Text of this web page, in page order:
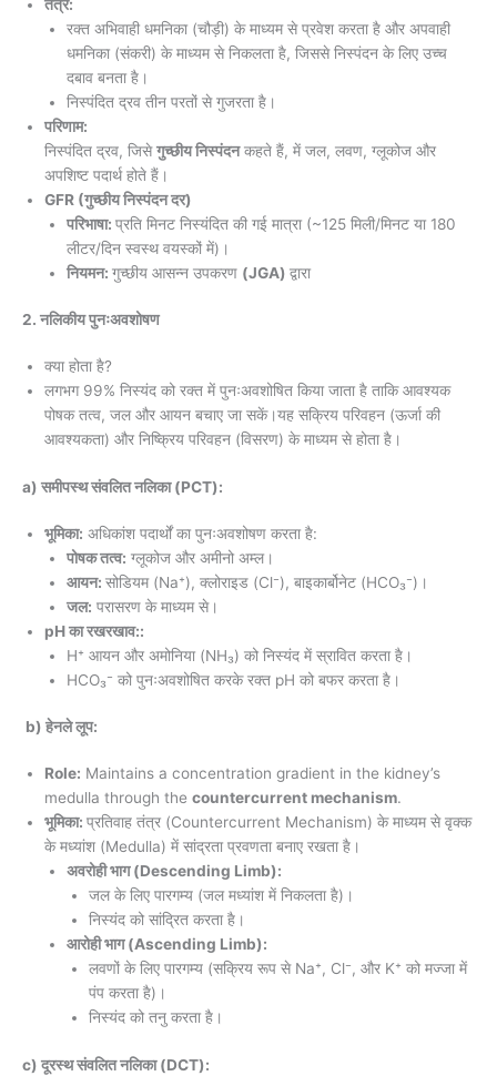
तंत्र:
रक्त अभिवाही धमनिका (चौड़ी) के माध्यम से प्रवेश करता है और अपवाही
धमनिका (संकरी) के माध्यम से निकलता है, जिससे निस्पंदन के लिए उच्च
दबाव बनता है।
निस्पंदित द्रव तीन परतों से गुजरता है।
परिणाम:
निस्पंदित द्रव, जिसेगुच्छीय निस्पंदनकहते हैं, में जल, लवण, ग्लूकोज और
अपशिष्ट पदार्थ होते हैं।
GFR (गुच्छीय निस्पंदन दर)
परिभाषा: प्रति मिनट निस्यंदित की गई मात्रा (~125 मिली/मिनट या 180
लीटर/दिन स्वस्थ वयस्कों में)।
नियमन: गुच्छीय आसन्न उपकरण (JGA) द्वारा
2. नलिकीय पुनःअवशोषण
क्या होता है?
लगभग 99% निस्यंद को रक्त में पुनःअवशोषित किया जाता है ताकि आवश्यक
पोषक तत्व, जल और आयन बचाए जा सकें।यह सक्रिय परिवहन (ऊर्जा की
आवश्यकता) और निष्क्रिय परिवहन (विसरण) के माध्यम से होता है।
a) समीपस्थ संवलित नलिका (PCT):
भूमिका: अधिकांश पदार्थों का पुनःअवशोषण करता है:
पोषक तत्व: ग्लूकोज और अमीनो अम्ल।
आयन: सोडियम (Na⁺), क्लोराइड (Cl⁻), बाइकार्बोनेट (HCO₃⁻)।
जल: परासरण के माध्यम से।
pH का रखरखाव::
H⁺ आयन और अमोनिया (NH₃) को निस्यंद में स्रावित करता है।
HCO₃⁻ को पुनःअवशोषित करके रक्त pH को बफर करता है।
b) हेनले लूप:
Role: Maintains a concentration gradient in the kidney’s
medulla through the countercurrent mechanism.
भूमिका: प्रतिवाह तंत्र (Countercurrent Mechanism) के माध्यम से वृक्क
के मध्यांश (Medulla) में सांद्रता प्रवणता बनाए रखता है।
अवरोही भाग (Descending Limb):
जल के लिए पारगम्य (जल मध्यांश में निकलता है)।
निस्यंद को सांद्रित करता है।
आरोही भाग (Ascending Limb):
लवणों के लिए पारगम्य (सक्रिय रूप से Na⁺, Cl⁻, और K⁺ को मज्जा में
पंप करता है)।
निस्यंद को तनु करता है।
c) दूरस्थ संवलित नलिका (DCT):